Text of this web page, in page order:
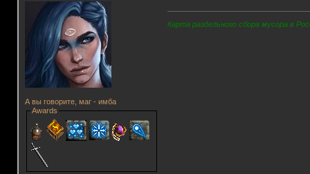
А вы говорите, маг - имба
Awards
Карта раздельного сбора мусора в